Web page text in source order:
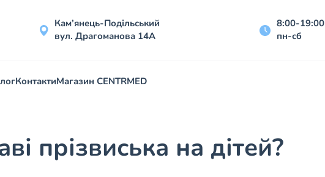
Кам’янець-Подільський
вул. Драгоманова 14А
8:00-19:00
пн-сб
КонтактиМагазин CENTRMED
прізвиська на дітей?